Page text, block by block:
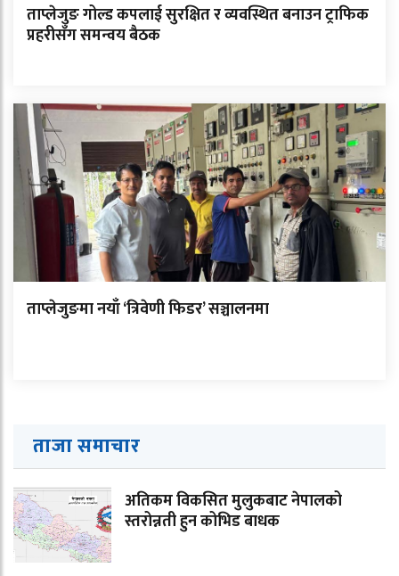
ताप्लेजुङ गोल्ड कपलाई सुरक्षित र व्यवस्थित बनाउन ट्राफिक
प्रहरीसँग समन्वय बैठक
ताप्लेजुङमा नयाँ ‘त्रिवेणी फिडर’ सञ्चालनमा
ताजा समाचार
अतिकम विकसित मुलुकबाट नेपालको
स्तरोन्नती हुन कोभिड बाधक